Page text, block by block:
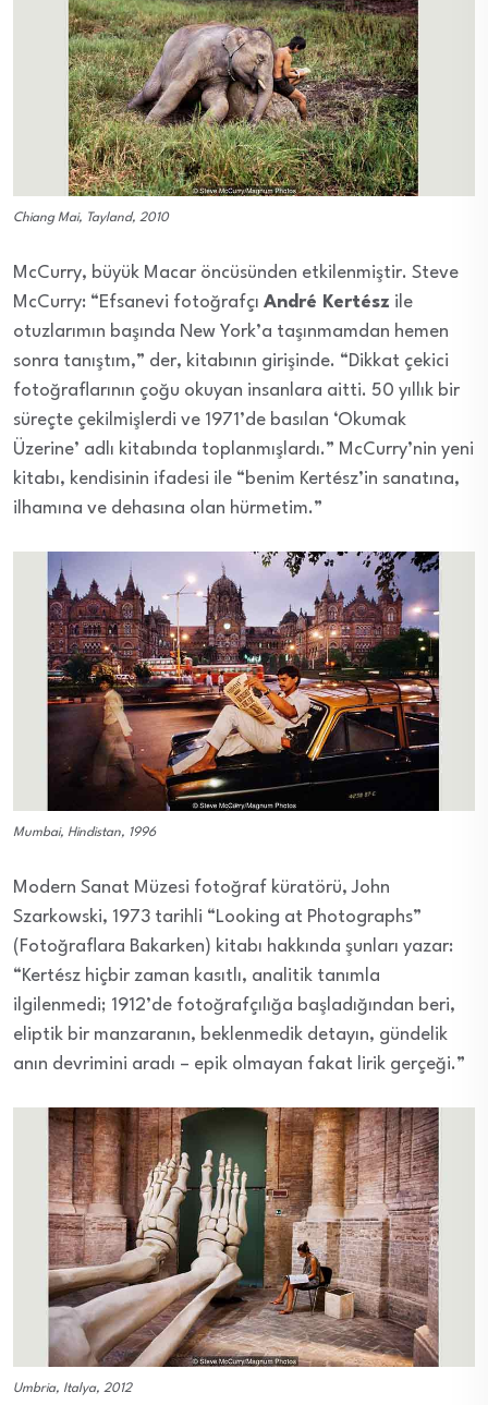
Chiang Mai, Tayland, 2010
McCurry, büyük Macar öncüsünden etkilenmiştir. Steve
McCurry: “Efsanevi fotoğrafçı André Kertész ile
otuzlarımın başında New York’a taşınmamdan hemen
sonra tanıştım,” der, kitabının girişinde. “Dikkat çekici
fotoğraflarının çoğu okuyan insanlara aitti. 50 yıllık bir
süreçte çekilmişlerdi ve 1971’de basılan ‘Okumak
Üzerine’ adlı kitabında toplanmışlardı.” McCurry’nin yeni
kitabı, kendisinin ifadesi ile “benim Kertész’in sanatına,
ilhamına ve dehasına olan hürmetim.”
Mumbai, Hindistan, 1996
Modern Sanat Müzesi fotoğraf küratörü, John
Szarkowski, 1973 tarihli “Looking at Photographs”
(Fotoğraflara Bakarken) kitabı hakkında şunları yazar:
“Kertész hiçbir zaman kasıtlı, analitik tanımla
ilgilenmedi; 1912’de fotoğrafçılığa başladığından beri,
eliptik bir manzaranın, beklenmedik detayın, gündelik
anın devrimini aradı – epik olmayan fakat lirik gerçeği.”
Umbria, Italya, 2012